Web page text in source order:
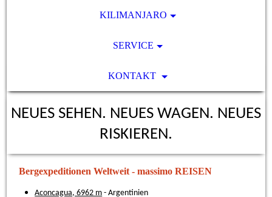
KILIMANJARO
SERVICE
KONTAKT
NEUES SEHEN. NEUES WAGEN. NEUES
RISKIEREN.
Bergexpeditionen Weltweit - massimo REISEN
Aconcagua, 6962 m - Argentinien